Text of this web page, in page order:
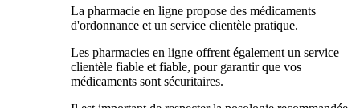
La pharmacie en ligne propose des médicaments
d'ordonnance et un service clientèle pratique.
Les pharmacies en ligne offrent également un service
clientèle fiable et fiable, pour garantir que vos
médicaments sont sécuritaires.